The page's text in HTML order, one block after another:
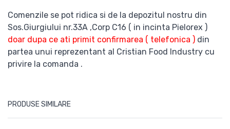
Comenzile se pot ridica si de la depozitul nostru din
Sos.Giurgiului nr.33A ,Corp C16 ( in incinta Pielorex )
doar dupa ce ati primit confirmarea ( telefonica ) din
partea unui reprezentant al Cristian Food Industry cu
privire la comanda .
PRODUSE SIMILARE